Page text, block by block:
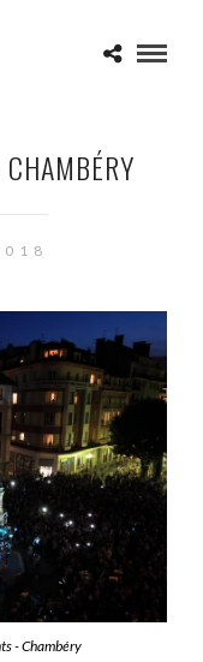
- Chambéry